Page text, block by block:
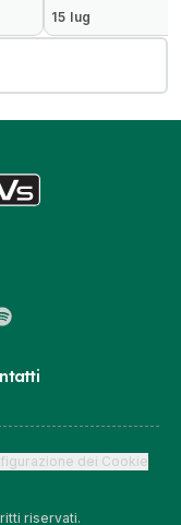
15 lug
dei Cookie
riservati.